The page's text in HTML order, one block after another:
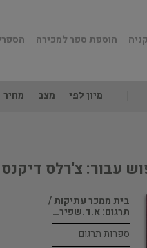
הוספת ספר למכירה
מיון לפי מצב מחיר
עבור: צ'רלס דיקנס
בית ממכר עתיקות /
תרגום: א.ד.שפיר…
ספרות תרגום